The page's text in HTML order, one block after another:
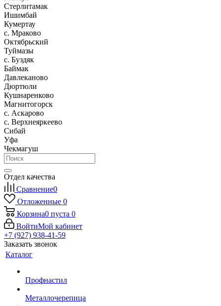
Стерлитамак
Ишимбай
Кумертау
c. Мраково
Октябрьский
Туймазы
c. Буздяк
Баймак
Давлеканово
Дюртюли
Кушнаренково
Магнитогорск
с. Аскарово
с. Верхнеяркеево
Сибай
Уфа
Чекмагуш
Отдел качества
Сравнение0
Отложенные 0
Корзина0 пуста 0
ВойтиМой кабинет
+7 (927) 938-41-59
Заказать звонок
Каталог
Профнастил
Металлочерепица